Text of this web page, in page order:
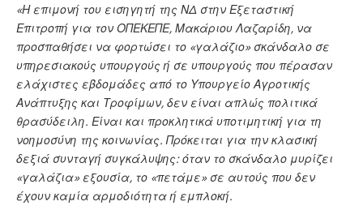
«Η επιμονή του εισηγητή της ΝΔ στην Εξεταστική
Επιτροπή για τον ΟΠΕΚΕΠΕ, Μακάριου Λαζαρίδη, να
προσπαθήσει να φορτώσει το «γαλάζιο» σκάνδαλο σε
υπηρεσιακούς υπουργούς ή σε υπουργούς που πέρασαν
ελάχιστες εβδομάδες από το Υπουργείο Αγροτικής
Ανάπτυξης και Τροφίμων, δεν είναι απλώς πολιτικά
θρασύδειλη. Είναι και προκλητικά υποτιμητική για τη
νοημοσύνη της κοινωνίας. Πρόκειται για την κλασική
δεξιά συνταγή συγκάλυψης: όταν το σκάνδαλο μυρίζει
«γαλάζια» εξουσία, το «πετάμε» σε αυτούς που δεν
έχουν καμία αρμοδιότητα ή εμπλοκή.